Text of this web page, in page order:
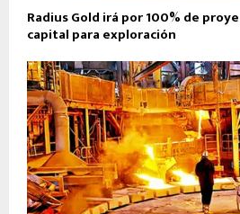
Radius Gold irá por 100% de
capital para exploración